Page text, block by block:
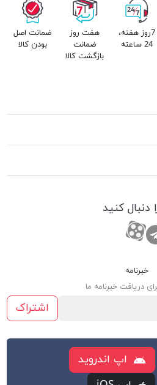
7روز هفته،
24 ساعته
هفت روز
ضمانت
بازگشت کالا
ضمانت اصل
بودن کالا
دنبال کنید
با واتس اپ
تلگرام
کانال آپارات
خبرنامه
دریافت خبرنامه ما
اشتراک
اپ اندروید